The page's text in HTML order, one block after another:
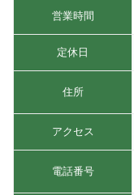
営業時間
定休日
住所
アクセス
電話番号